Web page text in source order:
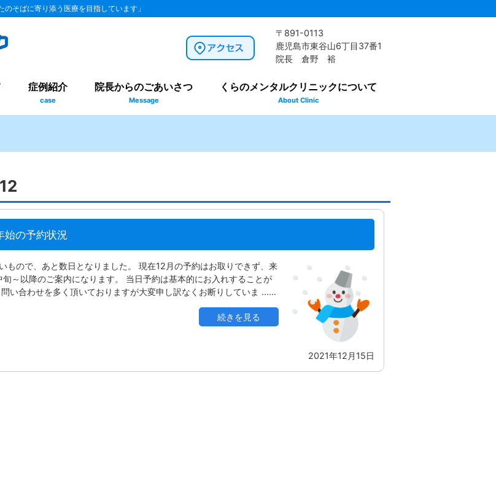
そばに寄り添う医療を目指しています」
〒891-0113
鹿児島市東谷山6丁目37番1
院長 倉野 裕
症例紹介
case
院長からのごあいさつ
Message
くらのメンタルクリニックについて
About Clinic
始の予約状況
もので、あと数日となりました。 現在12月の予約はお取りできず、来
旬～以降のご案内になります。 当日予約は基本的にお入れすることが
い合わせを多く頂いておりますが大変申し訳なくお断りしていま ...…
続きを見る
2021年12月15日